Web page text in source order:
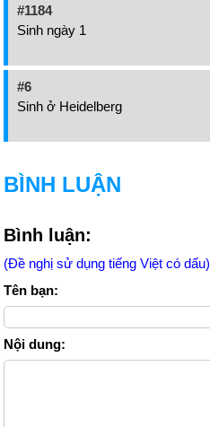
#1184
Sinh ngày 1
#6
Sinh ở Heidelberg
BÌNH LUẬN
Bình luận:
(Đề nghị sử dụng tiếng Việt có dấu)
Tên bạn:
Nội dung: